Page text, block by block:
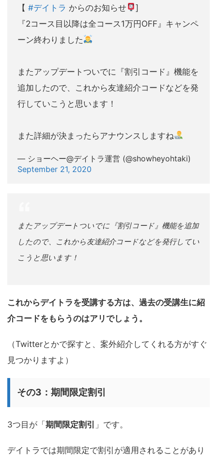
【 #デイトラ からのお知らせ
]
『2コース目以降は全コース1万円OFF』キャンペ
ーン終わりました
またアップデートついでに『割引コード』機能を
追加したので、これから友達紹介コードなどを発
行していこうと思います！
また詳細が決まったらアナウンスしますね
— ショーヘー@デイトラ運営 (@showheyohtaki)
September 21, 2020
またアップデートついでに『割引コード』機能を追加
したので、これから友達紹介コードなどを発行してい
こうと思います！
これからデイトラを受講する方は、過去の受講生に紹
介コードをもらうのはアリでしょう。
（Twitterとかで探すと、案外紹介してくれる方がすぐ
見つかりますよ）
その3： 期間限定割引
3つ目が「期間限定割引 」です。
デイトラでは期間限定で割引が適用されることがあり